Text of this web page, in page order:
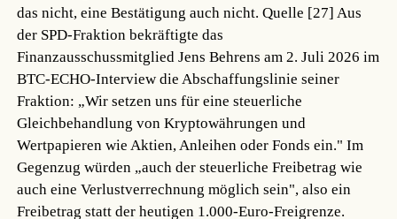
das nicht, eine Bestätigung auch nicht.Quelle [27] Aus
der SPD-Fraktion bekräftigte das
Finanzausschussmitglied Jens Behrens am 2. Juli 2026 im
BTC-ECHO-Interview die Abschaffungslinie seiner
Fraktion: „Wir setzen uns für eine steuerliche
Gleichbehandlung von Kryptowährungen und
Wertpapieren wie Aktien, Anleihen oder Fonds ein." Im
Gegenzug würden „auch der steuerliche Freibetrag wie
auch eine Verlustverrechnung möglich sein", also ein
Freibetrag statt der heutigen 1.000-Euro-Freigrenze.